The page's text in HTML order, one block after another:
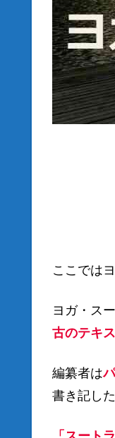
ここでは
ヨガ・ス
古のテキ
編纂者は
書き記し